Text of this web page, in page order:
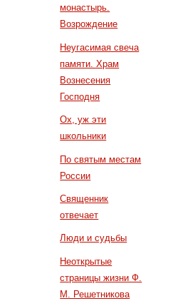
монастырь.
Возрождение
Неугасимая свеча
памяти. Храм
Вознесения
Господня
Ох, уж эти
школьники
По святым местам
России
Священник
отвечает
Люди и судьбы
Неоткрытые
страницы жизни Ф.
М. Решетникова